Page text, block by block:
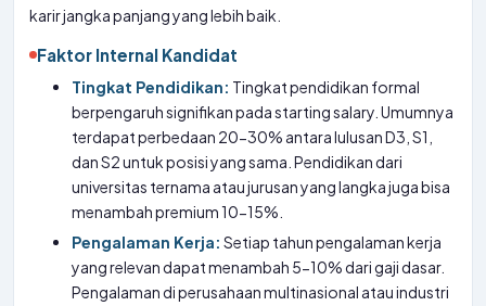
karir jangka panjang yang lebih baik.
Faktor Internal Kandidat
Tingkat Pendidikan: Tingkat pendidikan formal
berpengaruh signifikan pada starting salary. Umumnya
terdapat perbedaan 20-30% antara lulusan D3, S1,
dan S2 untuk posisi yang sama. Pendidikan dari
universitas ternama atau jurusan yang langka juga bisa
menambah premium 10-15%.
Pengalaman Kerja: Setiap tahun pengalaman kerja
yang relevan dapat menambah 5-10% dari gaji dasar.
Pengalaman di perusahaan multinasional atau industri